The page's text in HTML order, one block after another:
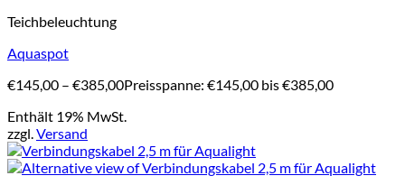
Teichbeleuchtung
Aquaspot
€145,00 – €385,00Preisspanne: €145,00 bis €385,00
Enthält 19% MwSt.
zzgl.Versand